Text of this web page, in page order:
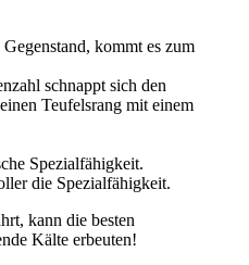
kommt es zum
schnappt sich den
Teufelsrang mit einem
Spezialfähigkeit.
die Spezialfähigkeit.
kann die besten
Kälte erbeuten!